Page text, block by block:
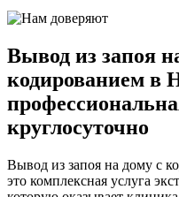
Вывод из запоя
кодированием в
круглосуточно
Вывод из запоя на дому с
это комплексная услуга